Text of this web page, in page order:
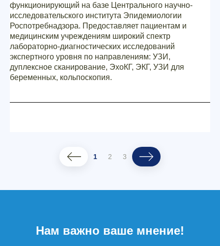
функционирующий на базе Центрального научно-
исследовательского института Эпидемиологии
Роспотребнадзора. Предоставляет пациентам и
медицинским учреждениям широкий спектр
лабораторно-диагностических исследований
экспертного уровня по направлениям: УЗИ,
дуплексное сканирование, ЭхоКГ, ЭКГ, УЗИ для
беременных, кольпоскопия.
1 2 3
Нам важно ваше мнение!